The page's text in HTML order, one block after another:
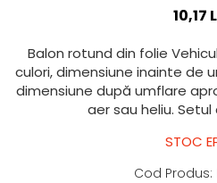
10,17
Balon rotund din folie
culori, dimensiune inainte de
dimensiune după umflare
aer sau heliu.
STOC
Cod Produs: